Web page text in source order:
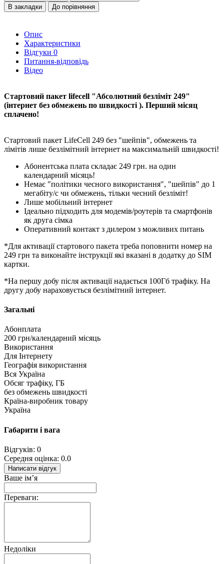
В закладки До порівняння
Опис
Характеристики
Відгуки 0
Питання-відповідь
Відео
Стартовий пакет lifecell "Абсолютний безліміт 249"
(інтернет без обмежень по швидкості ). Перший місяц
сплачено!
Стартовий пакет LifeCell 249 без "шейпів", обмежень та
лімітів лише безлімітний інтернет на максимальній швидкості!
Абонентська плата складає 249 грн. на один
календарний місяць!
Немає "політики чесного використання", "шейпів" до 1
мегабіту/с чи обмежень, тільки чесний безліміт!
Лише мобільний інтернет
Ідеально підходить для модемів/роутерів та смартфонів
як друга сімка
Оперативний контакт з дилером з можливих питань
*Для активації стартового пакета треба поповнити номер на
249 грн та виконайте інструкції які вказані в додатку до SIM
картки.
*На першу добу після активації надається 100Гб трафіку. На
другу добу нараховується безлімітний інтернет.
Загальні
Абонплата
200 грн/календарний місяць
Використання
Для Інтернету
Географія використання
Вся Україна
Обсяг трафіку, ГБ
без обмежень швидкості
Країна-виробник товару
Україна
Габарити і вага
Відгуків: 0
Середня оцінка: 0.0
Написати відгук
Ваше ім’я
Переваги:
Недоліки